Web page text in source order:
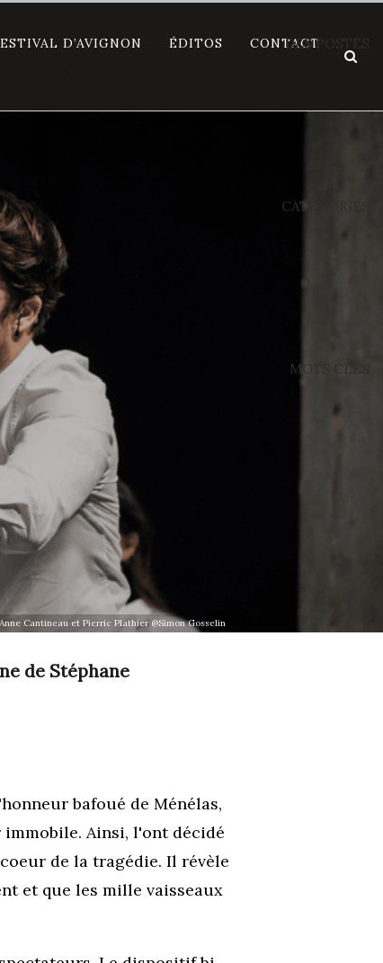
DES POSTES
CATÉGORIES
MOTS CLÉS
D’AVIGNON ÉDITOS CONTACT
Anne Cantineau et Pierric Plathier @Simon Gosselin
de Stéphane
bafoué de Ménélas,
immobile. Ainsi, l'ont décidé
de la tragédie. Il révèle
et que les mille vaisseaux